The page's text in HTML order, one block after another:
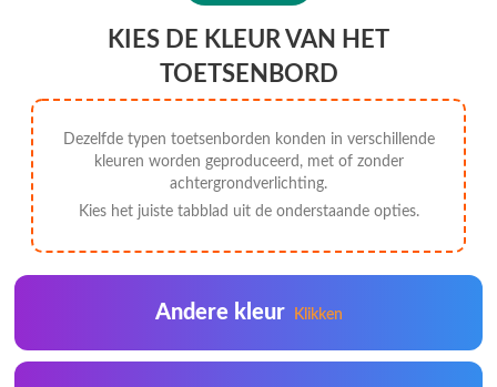
KIES DE KLEUR VAN HET
TOETSENBORD
Dezelfde typen toetsenborden konden in verschillende
kleuren worden geproduceerd, met of zonder
achtergrondverlichting.
Kies het juiste tabblad uit de onderstaande opties.
Andere kleur Klikken